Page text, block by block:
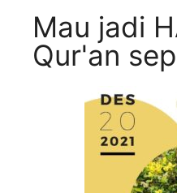
Mau jadi
Qur'an